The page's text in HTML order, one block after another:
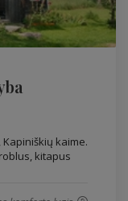
kaime.
kitapus